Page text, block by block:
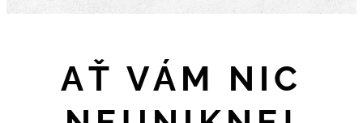
AŤ VÁM NIC